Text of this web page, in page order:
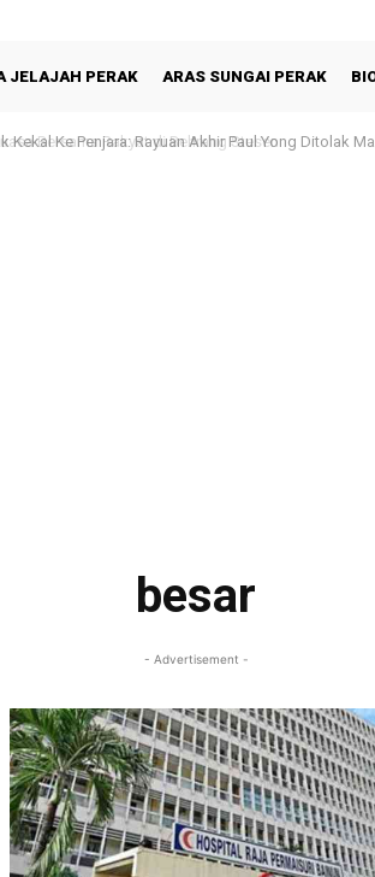
JELAJAH PERAK ARAS SUNGAI PERAK
Kekal Ke Penjara: Rayuan Akhir Paul Yong Ditolak
besar
- Advertisement -